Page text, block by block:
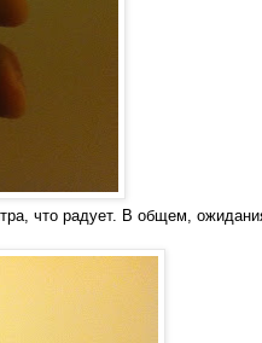
что радует. В общем,